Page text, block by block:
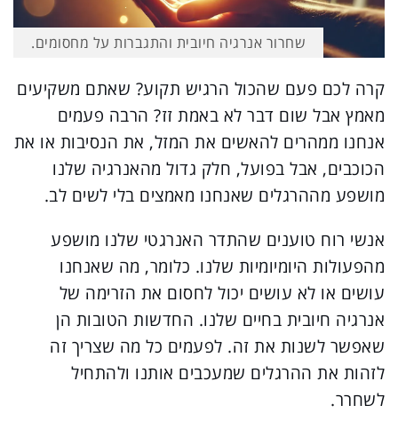
שחרור אנרגיה חיובית והתגברות על מחסומים.
קרה לכם פעם שהכול הרגיש תקוע? שאתם משקיעים
מאמץ אבל שום דבר לא באמת זז? הרבה פעמים
אנחנו ממהרים להאשים את המזל, את הנסיבות או את
הכוכבים, אבל בפועל, חלק גדול מהאנרגיה שלנו
מושפע מההרגלים שאנחנו מאמצים בלי לשים לב.
אנשי רוח טוענים שהתדר האנרגטי שלנו מושפע
מהפעולות היומיומיות שלנו. כלומר, מה שאנחנו
עושים או לא עושים יכול לחסום את הזרימה של
אנרגיה חיובית בחיים שלנו. החדשות הטובות הן
שאפשר לשנות את זה. לפעמים כל מה שצריך זה
לזהות את ההרגלים שמעכבים אותנו ולהתחיל
לשחרר.